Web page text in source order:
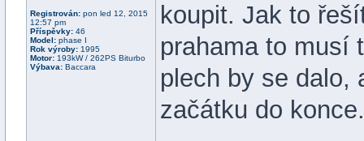
Registrován: pon led 12, 2015
12:57 pm
Příspěvky: 46
Model: phase I
Rok výroby: 1995
Motor: 193kW / 262PS Biturbo
Výbava: Baccara
koupit. Jak to
prahama to musí
plech by se dalo,
začátku do